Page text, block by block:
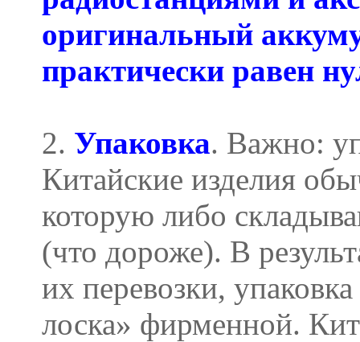
оригинальный
практически равен
2. Упаковка. Важно:
Китайские изделия
которую либо
(что дороже). В
их перевозки,
лоска» фирменной.